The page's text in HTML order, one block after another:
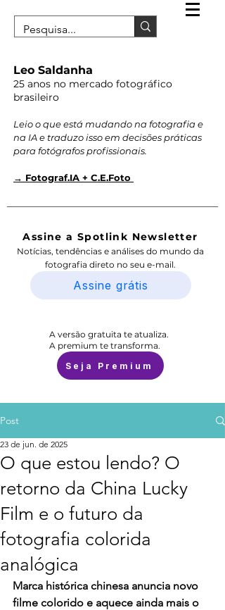
Leo Saldanha
25 anos no mercado fotográfico
brasileiro
Leio o que está mudando na fotografia e
na IA e traduzo isso em decisões práticas
para fotógrafos profissionais.
→ Fotograf.IA + C.E.Foto
Assine a Spotlink Newsletter
Notícias, tendências e análises do mundo da
fotografia direto no seu e-mail.
Assine grátis
A versão gratuita te atualiza.
A premium te transforma.
Seja Premium
Post
O que estou lendo? O
retorno da China Lucky
Film e o futuro da
fotografia colorida
analógica
23 de jun. de 2025
Marca histórica chinesa anuncia novo
filme colorido e aquece ainda mais o